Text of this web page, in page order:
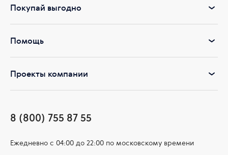
Покупай выгодно
Помощь
Проекты компании
8 (800) 755 87 55
Ежедневно c 04:00 до 22:00 по московскому времени